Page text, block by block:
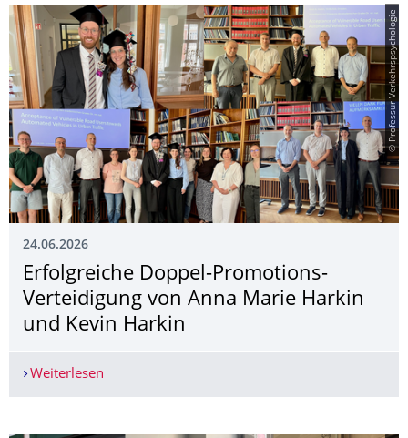
© Professur Verkehrspsychologie
24.06.2026
Erfolgreiche Doppel-Promotions-
Verteidigung von Anna Marie Harkin
und Kevin Harkin
Weiterlesen